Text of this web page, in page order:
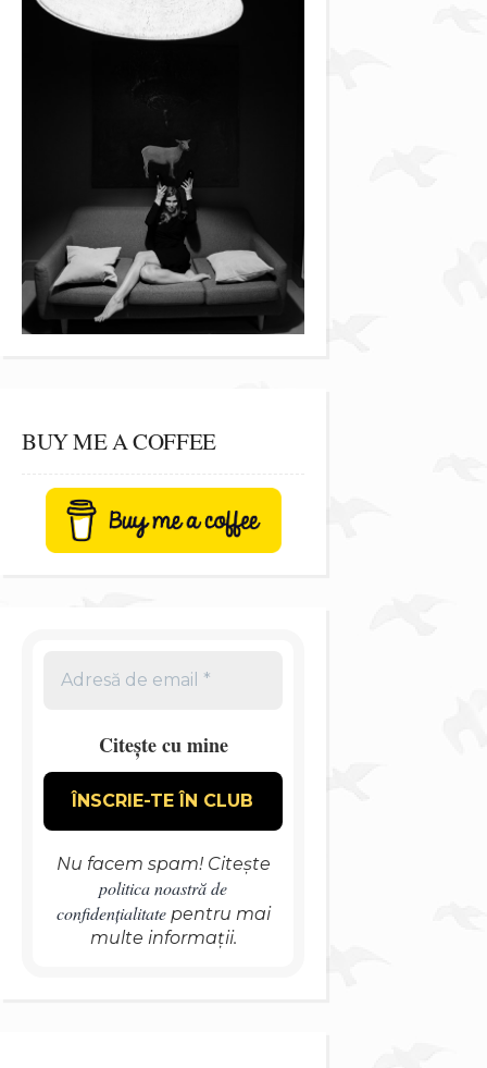
BUY ME A COFFEE
Citește cu mine
Nu facem spam! Citește
politica noastră de
confidențialitatepentru mai
multe informații.